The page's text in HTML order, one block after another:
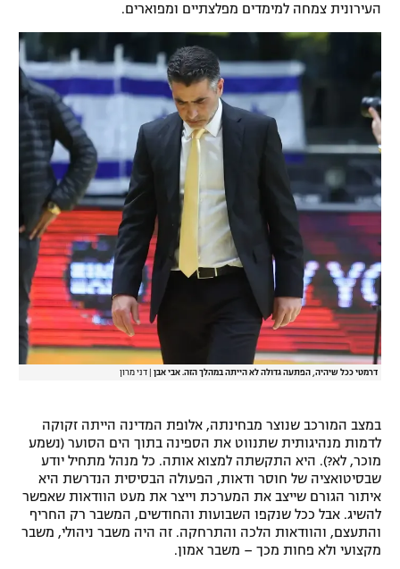
העירונית צמחה למימדים מפלצתיים ומפוארים.
דרמטי ככל שיהיה, הפתעה גדולה לא הייתה במהלך הזה. אבי אבן דני מרון
במצב המורכב שנוצר מבחינתה, אלופת המדינה הייתה זקוקה
לדמות מנהיגותית שתנווט את הספינה בתוך הים הסוער (נשמע
מוכר, לא?). היא התקשתה למצוא אותה. כל מנהל מתחיל יודע
שבסיטואציה של חוסר ודאות, הפעולה הבסיסית הנדרשת היא
איתור הגורם שייצב את המערכת וייצר את מעט הוודאות שאפשר
להשיג. אבל ככל שנקפו השבועות והחודשים, המשבר רק החריף
והתעצם, והוודאות הלכה והתרחקה. זה היה משבר ניהולי, משבר
מקצועי ולא פחות מכך – משבר אמון.